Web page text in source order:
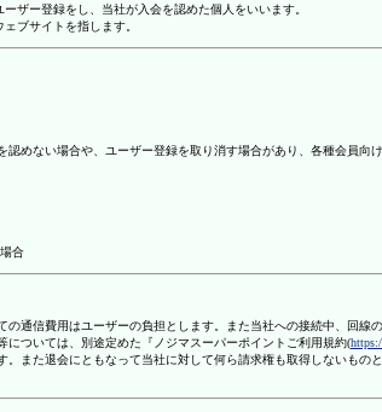
ザー登録をし、当社が入会を認めた個人をいいます。
ブサイトを指します。
めない場合や、ユーザー登録を取り消す場合があり、各種会員
合
通信費用はユーザーの負担とします。また当社への接続中、回線
ついては、別途定めた『ノジマスーパーポイントご利用規約(
また退会にともなって当社に対して何ら請求権も取得しないも